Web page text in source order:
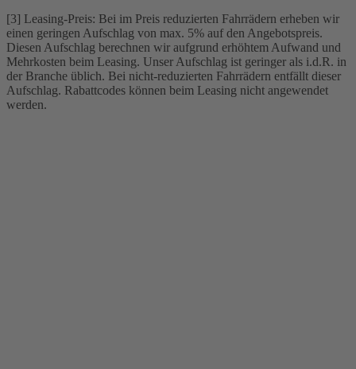
[3] Leasing-Preis: Bei im Preis reduzierten Fahrrädern erheben wir
einen geringen Aufschlag von max. 5% auf den Angebotspreis.
Diesen Aufschlag berechnen wir aufgrund erhöhtem Aufwand und
Mehrkosten beim Leasing. Unser Aufschlag ist geringer als i.d.R. in
der Branche üblich. Bei nicht-reduzierten Fahrrädern entfällt dieser
Aufschlag. Rabattcodes können beim Leasing nicht angewendet
werden.